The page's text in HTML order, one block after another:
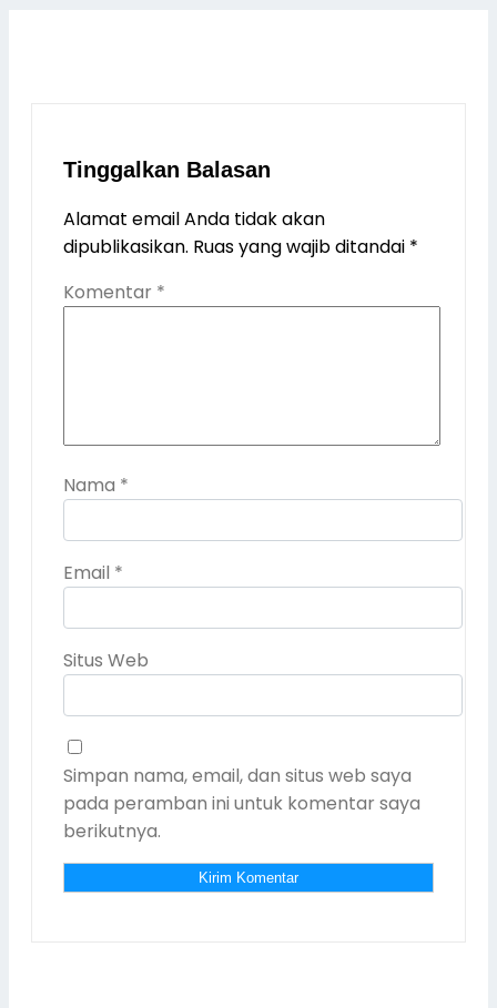
Tinggalkan Balasan
Alamat email Anda tidak akan
dipublikasikan. Ruas yang wajib ditandai *
Komentar *
Nama *
Email *
Situs Web
Simpan nama, email, dan situs web saya
pada peramban ini untuk komentar saya
berikutnya.